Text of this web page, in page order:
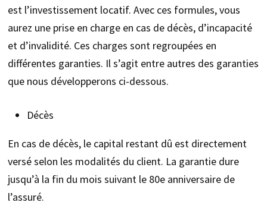
est l’investissement locatif. Avec ces formules, vous
aurez une prise en charge en cas de décès, d’incapacité
et d’invalidité. Ces charges sont regroupées en
différentes garanties. Il s’agit entre autres des garanties
que nous développerons ci-dessous.
Décès
En cas de décès, le capital restant dû est directement
versé selon les modalités du client. La garantie dure
jusqu’à la fin du mois suivant le 80e anniversaire de
l’assuré.